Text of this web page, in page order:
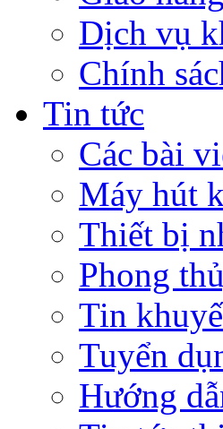
Dịch vụ
Chính
Tin tức
Các bài
Máy hút
Thiết bị
Phong
Tin
Tuyển
Hướng